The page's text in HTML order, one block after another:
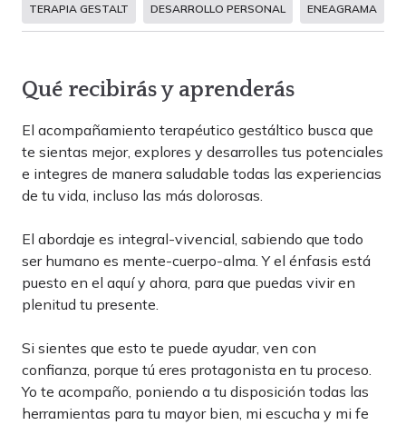
TERAPIA GESTALT DESARROLLO PERSONAL ENEAGRAMA
Qué recibirás y aprenderás
El acompañamiento terapéutico gestáltico busca que
te sientas mejor, explores y desarrolles tus potenciales
e integres de manera saludable todas las experiencias
de tu vida, incluso las más dolorosas.
El abordaje es integral-vivencial, sabiendo que todo
ser humano es mente-cuerpo-alma. Y el énfasis está
puesto en el aquí y ahora, para que puedas vivir en
plenitud tu presente.
Si sientes que esto te puede ayudar, ven con
confianza, porque tú eres protagonista en tu proceso.
Yo te acompaño, poniendo a tu disposición todas las
herramientas para tu mayor bien, mi escucha y mi fe